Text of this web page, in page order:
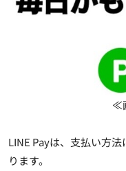
≪
LINE Payは、支払い方
ります。